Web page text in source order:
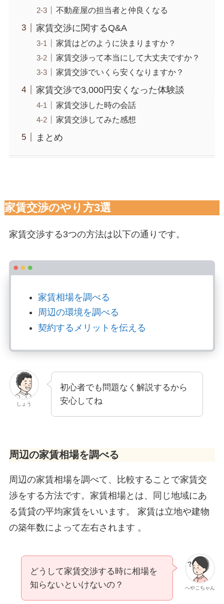
不動産屋の担当者と仲良くなる
家賃交渉に関するQ&A
家賃はどのように決まりますか？
家賃交渉って本当にして大丈夫ですか？
家賃交渉でいくら安くなりますか？
家賃交渉で3,000円安くなった体験談
家賃交渉した時の会話
家賃交渉してみた感想
まとめ
家賃交渉のやり方3選
家賃交渉する3つの方法は以下の通りです。
家賃相場を調べる
周辺の環境を調べる
契約するメリットを伝える
しょう
初心者でも問題なく解説するから
安心してね
周辺の家賃相場を調べる
周辺の家賃相場を調べて、比較することで家賃交
渉をする方法です。家賃相場とは、同じ地域にあ
る賃貸の平均家賃をいいます。 家賃は立地や建物
の築年数によって左右されます 。
へやこちゃん
どうして家賃交渉する時に相場を
知らないといけないの？